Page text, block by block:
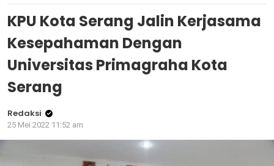
KPU Kota Serang Jalin Kerjasama
Kesepahaman Dengan
Universitas Primagraha Kota
Serang
Redaksi
25 Mei 2022 11:52 am